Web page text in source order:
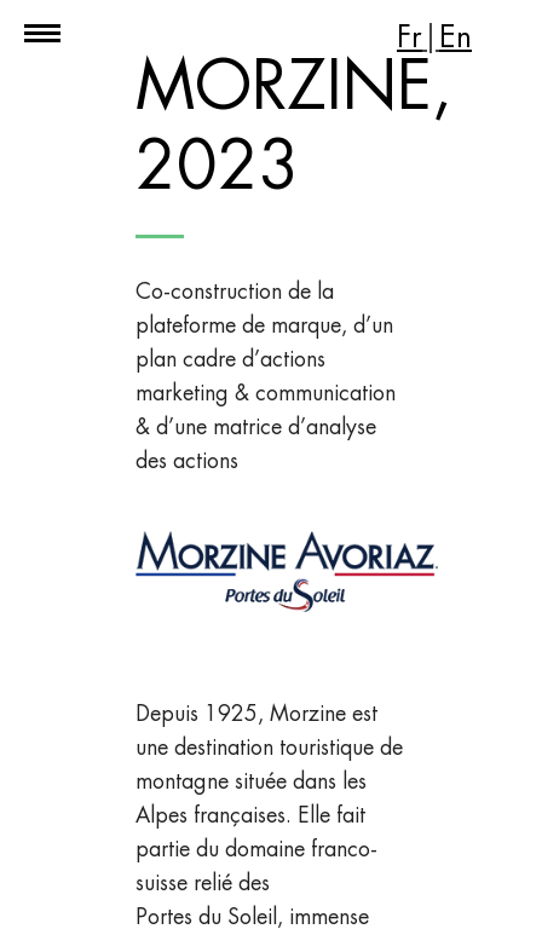
Fr En
MORZINE,
2023
Co-construction de la
plateforme de marque, d’un
plan cadre d’actions
marketing & communication
& d’une matrice d’analyse
des actions
Depuis 1925, Morzine est
une destination touristique de
montagne située dans les
Alpes françaises. Elle fait
partie du domaine franco-
suisse relié des
Portes du Soleil, immense